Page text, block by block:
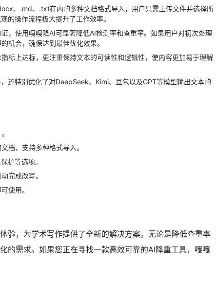
、.md、.txt在内的多种文档格式导入，用户只需上传文件并选择所
的操作流程极大提升了工作效率。
，使用嘎嘎降AI可显著降低AI检测率和查重率。如果用户对初次处理
机会，确保达到最佳优化效果。
标上达标，更注重保持文本的可读性和逻辑性，使内容更加易于理解
还特别优化了对DeepSeek、Kimi、豆包以及GPT等模型输出文本的
。
档，支持多种格式导入。
护等选项。
完成改写。
使用。
验，为学术写作提供了全新的解决方案。无论是降低查重率
的需求。如果您正在寻找一款高效可靠的AI降重工具，嘎嘎